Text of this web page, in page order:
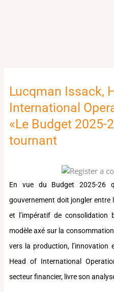
Lucqman Issack,
International
«Le Budget 2025-
tournant
En vue du Budget 2025-26
gouvernement doit jongler
et l’impératif de consolidation
modèle axé sur la
vers la production, l’innovation
Head of International
secteur financier, livre son